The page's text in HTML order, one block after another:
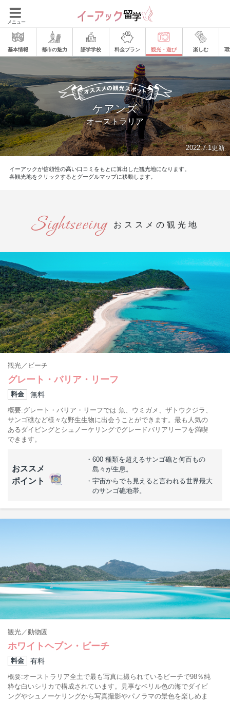
メニュー
基本情報 都市の魅力 語学学校 料金プラン 観光・遊び 楽しむ
ケアンズ
オーストラリア
2022.7.1更新
イーアックが信頼性の高い口コミをもとに算出した観光地になります。
各観光地をクリックするとグーグルマップに移動します。
おススメの観光地
観光 ビーチ
グレート・バリア・リーフ
料金 無料
概要 グレート・バリア・リーフでは 魚、ウミガメ、ザトウクジラ、
サンゴ礁など様々な野生生物に出会うことができます。最も人気の
あるダイビングとシュノーケリングでグレードバリアリーフを満喫
できます。
おススメ
ポイント
600 種類を超えるサンゴ礁と何百もの
島々が生息。
宇宙からでも見えると言われる世界最大
のサンゴ礁地帯。
観光 動物園
ホワイトヘブン・ビーチ
料金 有料
概要 オーストラリア全土で最も写真に撮られているビーチで98％純
粋な白いシリカで構成されています。見事なベリル色の海でダイビ
ングやシュノーケリングから写真撮影やパノラマの景色を楽しめま